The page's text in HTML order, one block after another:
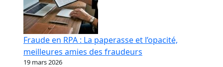
Fraude en RPA : La paperasse et l’opacité,
meilleures amies des fraudeurs
19 mars 2026